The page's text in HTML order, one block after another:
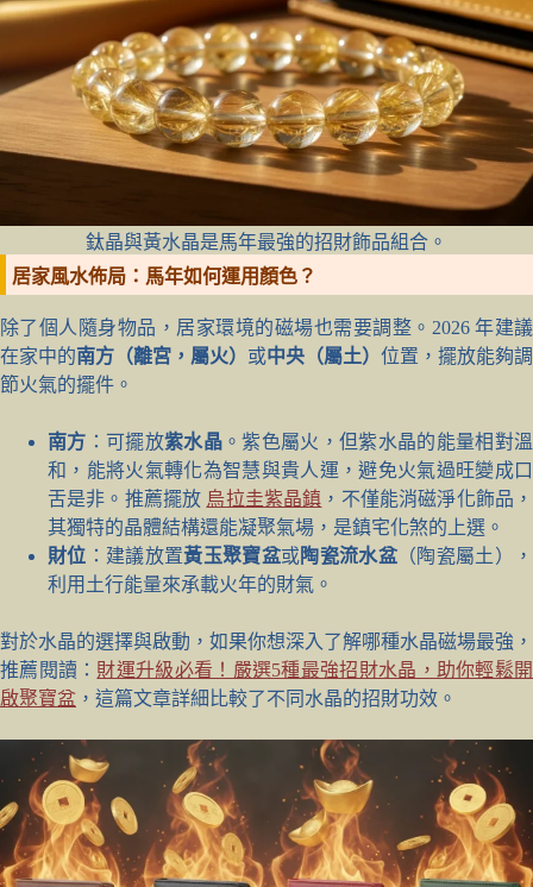
鈦晶與黃水晶是馬年最強的招財飾品組合。
居家風水佈局：馬年如何運用顏色？
除了個人隨身物品，居家環境的磁場也需要調整。2026 年建議
在家中的南方（離宮，屬火） 或中央（屬土） 位置，擺放能夠調
節火氣的擺件。
南方 ：可擺放紫水晶 。紫色屬火，但紫水晶的能量相對溫
和，能將火氣轉化為智慧與貴人運，避免火氣過旺變成口
舌是非。推薦擺放 烏拉圭紫晶鎮 ，不僅能消磁淨化飾品，
其獨特的晶體結構還能凝聚氣場，是鎮宅化煞的上選。
財位 ：建議放置黃玉聚寶盆或陶瓷流水盆 （陶瓷屬土），
利用土行能量來承載火年的財氣。
對於水晶的選擇與啟動，如果你想深入了解哪種水晶磁場最強，
推薦閱讀： 財運升級必看！嚴選5種最強招財水晶，助你輕鬆開
啟聚寶盆 ，這篇文章詳細比較了不同水晶的招財功效。